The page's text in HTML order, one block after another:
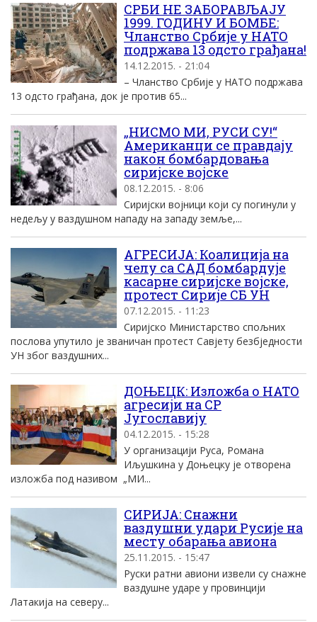
СРБИ НЕ ЗАБОРАВЉАЈУ
1999. ГОДИНУ И БОМБЕ:
Чланство Србије у НАТО
подржава 13 одсто грађана!
14.12.2015. - 21:04
– Чланство Србије у НАТО подржава
13 одсто грађана, док је против 65...
„НИСМО МИ, РУСИ СУ!“
Американци се правдају
након бомбардовања
сиријске војске
08.12.2015. - 8:06
Сиријски војници који су погинули у
недељу у ваздушном нападу на западу земље,...
АГРЕСИЈА: Коалиција на
челу са САД бомбардује
касарне сиријске војске,
протест Сирије СБ УН
07.12.2015. - 11:23
Сиријско Министарство спољних
послова упутило је званичан протест Савјету безбједности
УН због ваздушних...
ДОЊЕЦК: Изложба о НАТО
агресији на СР
Југославију
04.12.2015. - 15:28
У организацији Руса, Романа
Иљушкина у Доњецку је отворена
изложба под називом „МИ...
СИРИЈА: Снажни
ваздушни удари Русије на
месту обарања авиона
25.11.2015. - 15:47
Руски ратни авиони извели су снажне
ваздушне ударе у провинцији
Латакија на северу...